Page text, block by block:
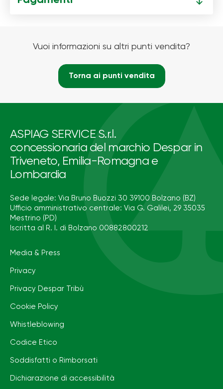
Vuoi informazioni su altri punti vendita?
Torna ai punti vendita
ASPIAG SERVICE S.r.l.
concessionaria del marchio Despar in
Triveneto, Emilia-Romagna e
Lombardia
Sede legale: Via Bruno Buozzi 30 39100 Bolzano (BZ)
Ufficio amministrativo centrale: Via G. Galilei, 29 35035
Mestrino (PD)
Iscritta al R. I. di Bolzano 00882800212
Media & Press
Privacy
Privacy Despar Tribù
Cookie Policy
Whistleblowing
Codice Etico
Soddisfatti o Rimborsati
Dichiarazione di accessibilità